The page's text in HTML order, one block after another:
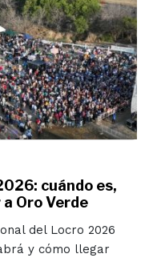
cuándo es,
Oro Verde
del Locro 2026
y cómo llegar